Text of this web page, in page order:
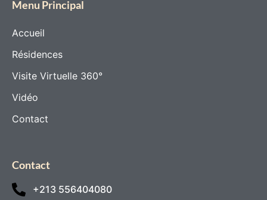
Menu Principal
Accueil
Résidences
Visite Virtuelle 360°
Vidéo
Contact
Contact
+213 556404080